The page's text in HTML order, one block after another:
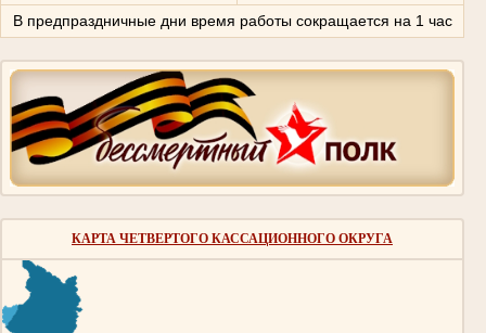
В предпраздничные дни время работы сокращается на 1 час
КАРТА ЧЕТВЕРТОГО КАССАЦИОННОГО ОКРУГА